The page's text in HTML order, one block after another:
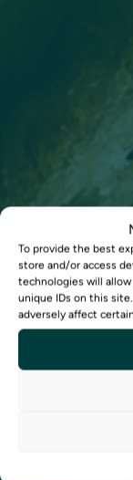
To provide the best
store and/or access
technologies will
unique IDs on this
adversely affect
Liity
mukana
Liity